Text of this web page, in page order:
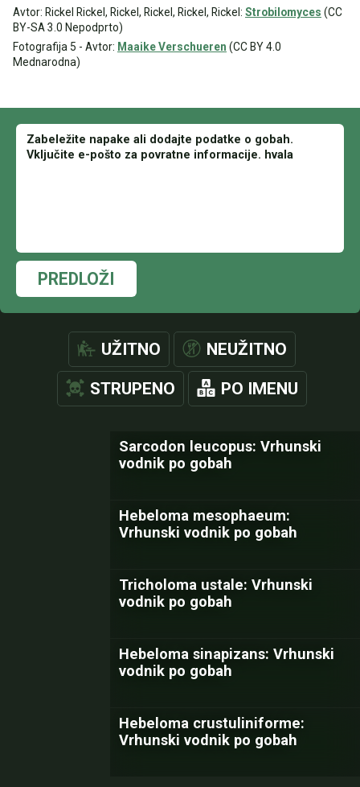
Avtor: Rickel Rickel, Rickel, Rickel, Rickel, Rickel: Strobilomyces (CC
BY-SA 3.0 Nepodprto)
Fotografija 5 - Avtor: Maaike Verschueren (CC BY 4.0
Mednarodna)
PREDLOŽI
UŽITNO NEUŽITNO
STRUPENO PO IMENU
Sarcodon leucopus: Vrhunski
vodnik po gobah
Hebeloma mesophaeum:
Vrhunski vodnik po gobah
Tricholoma ustale: Vrhunski
vodnik po gobah
Hebeloma sinapizans: Vrhunski
vodnik po gobah
Hebeloma crustuliniforme:
Vrhunski vodnik po gobah